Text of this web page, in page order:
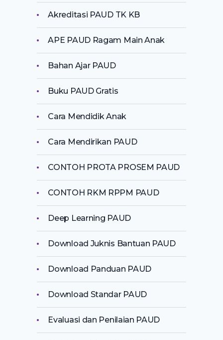
Akreditasi PAUD TK KB
APE PAUD Ragam Main Anak
Bahan Ajar PAUD
Buku PAUD Gratis
Cara Mendidik Anak
Cara Mendirikan PAUD
CONTOH PROTA PROSEM PAUD
CONTOH RKM RPPM PAUD
Deep Learning PAUD
Download Juknis Bantuan PAUD
Download Panduan PAUD
Download Standar PAUD
Evaluasi dan Penilaian PAUD